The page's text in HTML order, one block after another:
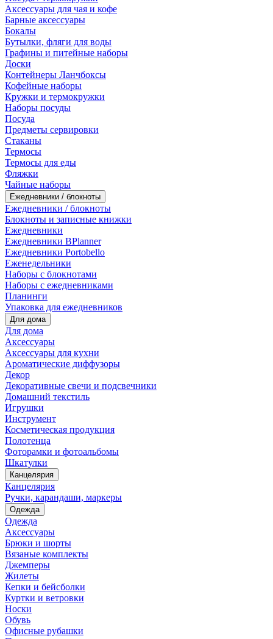
Аксессуары для чая и кофе
Барные аксессуары
Бокалы
Бутылки, фляги для воды
Графины и питейные наборы
Доски
Контейнеры Ланчбоксы
Кофейные наборы
Кружки и термокружки
Наборы посуды
Посуда
Предметы сервировки
Стаканы
Термосы
Термосы для еды
Фляжки
Чайные наборы
Ежедневники / блокноты
Ежедневники / блокноты
Блокноты и записные книжки
Ежедневники
Ежедневники BPlanner
Ежедневники Portobello
Еженедельники
Наборы с блокнотами
Наборы с ежедневниками
Планинги
Упаковка для ежедневников
Для дома
Для дома
Аксессуары
Аксессуары для кухни
Ароматические диффузоры
Декор
Декоративные свечи и подсвечники
Домашний текстиль
Игрушки
Инструмент
Косметическая продукция
Полотенца
Фоторамки и фотоальбомы
Шкатулки
Канцелярия
Канцелярия
Ручки, карандаши, маркеры
Одежда
Одежда
Аксессуары
Брюки и шорты
Вязаные комплекты
Джемперы
Жилеты
Кепки и бейсболки
Куртки и ветровки
Носки
Обувь
Офисные рубашки